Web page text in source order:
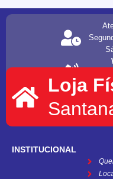
Loja
INSTITUCIONAL